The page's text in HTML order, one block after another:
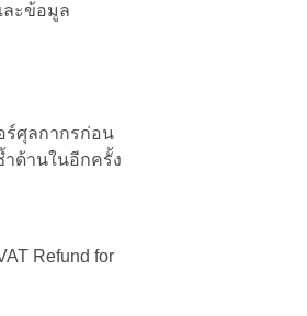
ละข้อมูล
ร์ศุลกากรก่อน
ำด้านในอีกครั้ง
Refund for